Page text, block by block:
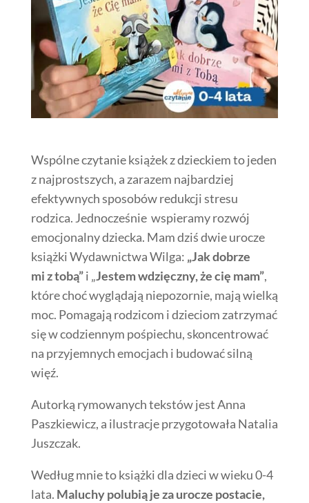
Wspólne czytanie książek z dzieckiem to jeden
z najprostszych, a zarazem najbardziej
efektywnych sposobów redukcji stresu
rodzica. Jednocześnie wspieramy rozwój
emocjonalny dziecka. Mam dziś dwie urocze
książki Wydawnictwa Wilga: „Jak dobrze
mi z tobą”i „Jestem wdzięczny, że cię mam”,
które choć wyglądają niepozornie, mają wielką
moc. Pomagają rodzicom i dzieciom zatrzymać
się w codziennym pośpiechu, skoncentrować
na przyjemnych emocjach i budować silną
więź.
Autorką rymowanych tekstów jest Anna
Paszkiewicz, a ilustracje przygotowała Natalia
Juszczak.
Według mnie to książki dla dzieci w wieku 0-4
lata. Maluchy polubią je za urocze postacie,